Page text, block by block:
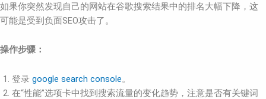
如果你突然发现自己的网站在谷歌搜索结果中的排名大幅下降，这
可能是受到负面SEO攻击了。
操作步骤：
登录 google search console。
在“性能”选项卡中找到搜索流量的变化趋势，注意是否有关键词